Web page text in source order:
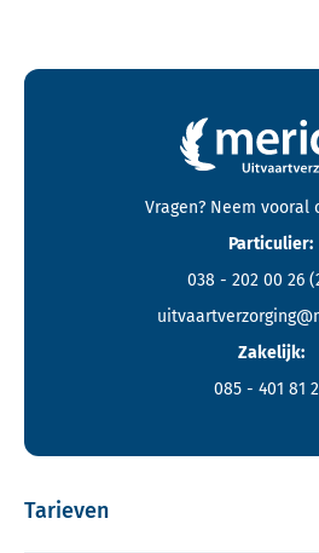
Contactgegevens en footer menu van
Vragen? Neem vooral
Particulier:
038 - 202 00 26
Zakelijk:
085 - 401 81
Tarieven